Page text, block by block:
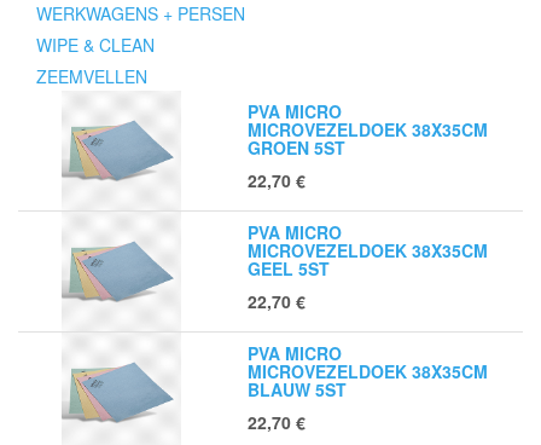
WERKWAGENS + PERSEN
WIPE & CLEAN
ZEEMVELLEN
PVA MICRO
MICROVEZELDOEK 38X35CM
GROEN 5ST
22,70 €
PVA MICRO
MICROVEZELDOEK 38X35CM
GEEL 5ST
22,70 €
PVA MICRO
MICROVEZELDOEK 38X35CM
BLAUW 5ST
22,70 €